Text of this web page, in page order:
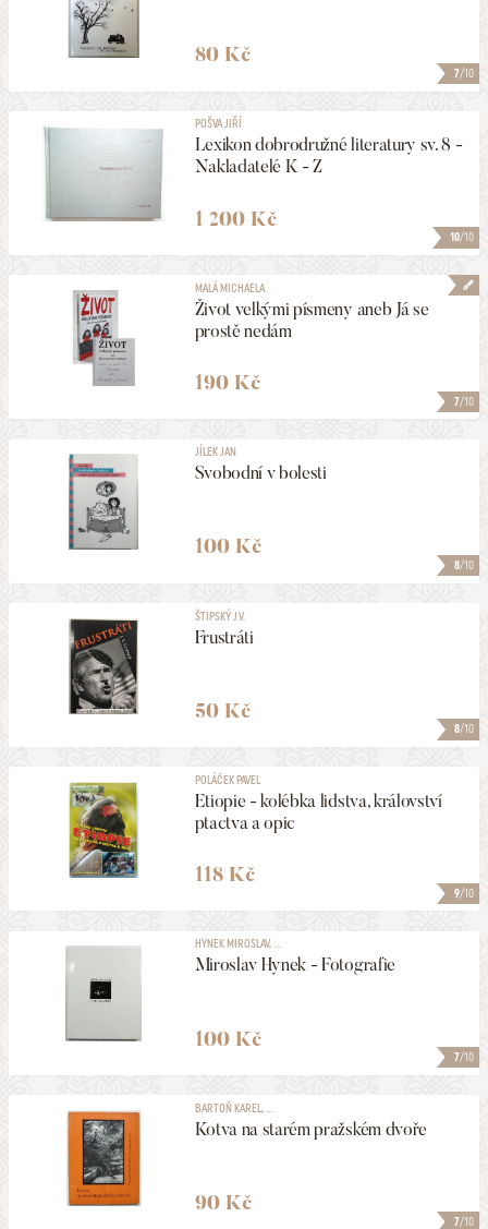
7/10
80 Kč
10/10
POŠVA JIŘÍ
Lexikon dobrodružné literatury sv. 8 -
Nakladatelé K - Z
1 200 Kč
7/10
MALÁ MICHAELA
Život velkými písmeny aneb Já se
prostě nedám
190 Kč
8/10
JÍLEK JAN
Svobodní v bolesti
100 Kč
8/10
ŠTIPSKÝ J.V.
Frustráti
50 Kč
9/10
POLÁČEK PAVEL
Etiopie - kolébka lidstva, království
ptactva a opic
118 Kč
7/10
HYNEK MIROSLAV, ...
Miroslav Hynek - Fotografie
100 Kč
7/10
BARTOŇ KAREL, ...
Kotva na starém pražském dvoře
90 Kč